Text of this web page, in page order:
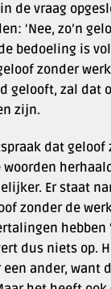
de vraag
‘Nee, zo’n
bedoeling is
zonder
gelooft, zal dat
zijn.
dat geloof
Er staat
zonder de
hebben
dus niets op.
ander, want